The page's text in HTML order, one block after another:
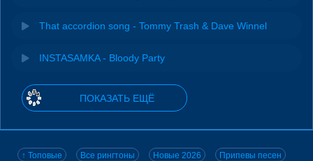
That accordion song - Tommy Trash & Dave Winnel
INSTASAMKA - Bloody Party
ПОКАЗАТЬ ЕЩЁ
↑ Топовые Все рингтоны Новые 2026 Припевы песен